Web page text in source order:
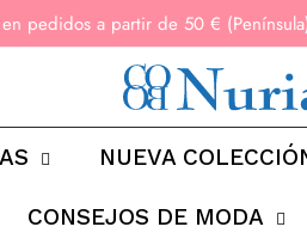
en pedidos a partir de 50 €
NUEVA
CONSEJOS DE MODA